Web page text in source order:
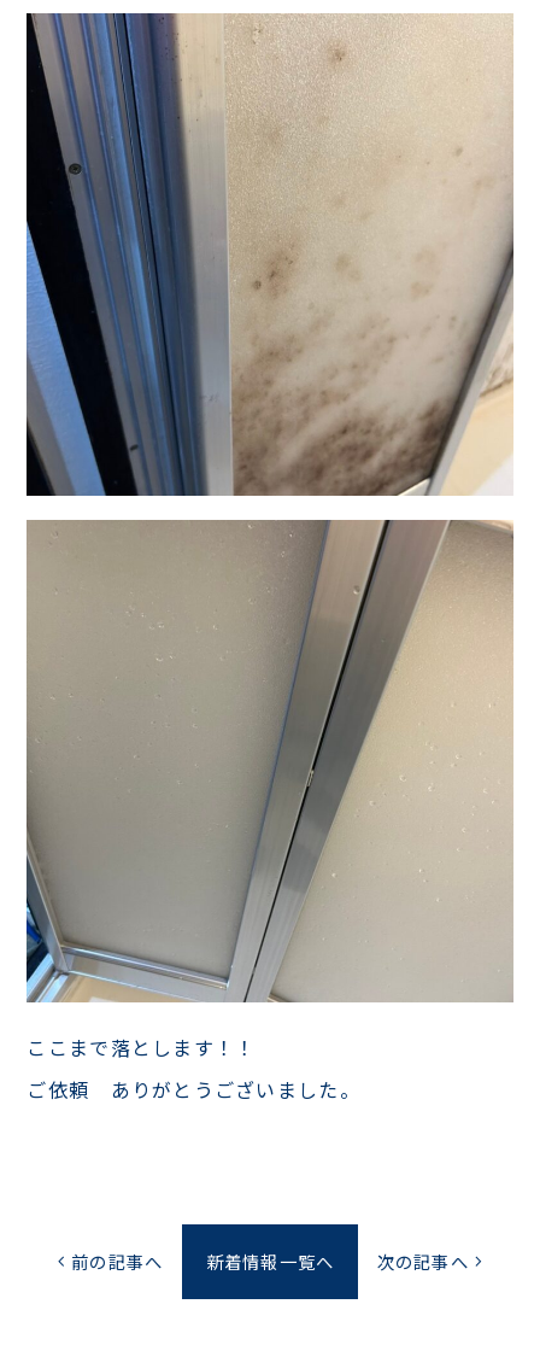
ここまで落とします！！
ご依頼 ありがとうございました。
chevron_left 前の記事へ 新着情報一覧へ 次の記事へ chevron_right